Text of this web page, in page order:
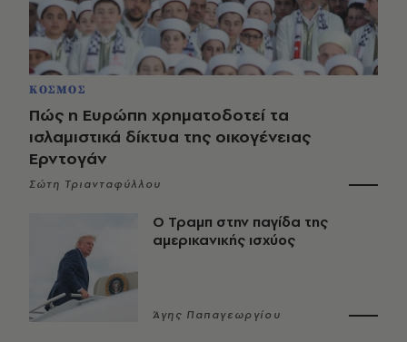
ΚΟΣΜΟΣ
Πώς η Ευρώπη χρηματοδοτεί τα
ισλαμιστικά δίκτυα της οικογένειας
Ερντογάν
Σώτη Τριανταφύλλου
Ο Τραμπ στην παγίδα της
αμερικανικής ισχύος
Άγης Παπαγεωργίου